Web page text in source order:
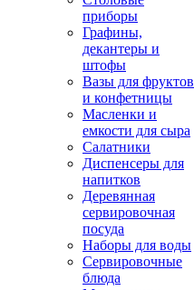
приборы
Графины,
декантеры и
штофы
Вазы для фруктов
и конфетницы
Масленки и
емкости для сыра
Салатники
Диспенсеры для
напитков
Деревянная
сервировочная
посуда
Наборы для воды
Сервировочные
блюда